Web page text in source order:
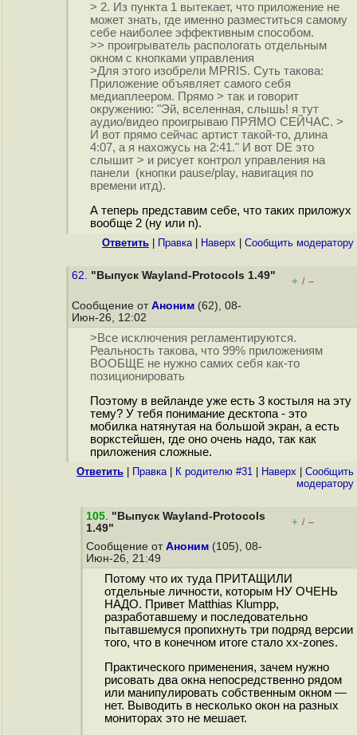
> 2. Из пункта 1 вытекает, что приложение не
может знать, где именно разместиться самому
себе наиболее эффективным способом.
>> проигрыватель распологать отдельным
окном с кнопками управления
>Для этого изобрели MPRIS. Суть такова:
Приложение объявляет самого себя
медиаплеером. Прямо > так и говорит
окружению: "Эй, вселенная, слышь! я тут
аудио/видео проигрываю ПРЯМО СЕЙЧАС. >
И вот прямо сейчас артист такой-то, длина
4:07, а я нахожусь на 2:41." И вот DE это
слышит > и рисует контрол управления на
панели (кнопки pause/play, навигация по
времени итд).
А теперь представим себе, что таких приложух
вообще 2 (ну или n).
Ответить Правка| Наверх Cообщить модератору
62. "Выпуск Wayland-Protocols 1.49" + / –
Сообщение от Аноним (62), 08-
Июн-26, 12:02
>Все исключения регламентируются.
Реальность такова, что 99% приложениям
ВООБЩЕ не нужно самих себя как-то
позиционировать
Поэтому в вейланде уже есть 3 костыля на эту
тему? У тебя понимание десктопа - это
мобилка натянутая на большой экран, а есть
воркстейшен, где оно очень надо, так как
приложения сложные.
Ответить Правка| К родителю #31 Наверх
Cообщить
модератору
105. "Выпуск Wayland-Protocols
1.49"
+ / –
Сообщение от Аноним (105), 08-
Июн-26, 21:49
Потому что их туда ПРИТАЩИЛИ
отдельные личности, которым НУ ОЧЕНЬ
НАДО. Привет Matthias Klumpp,
разработавшему и последовательно
пытавшемуся пропихнуть три подряд версии
того, что в конечном итоге стало xx-zones.
Практического применения, зачем нужно
рисовать два окна непосредственно рядом
или манипулировать собственным окном —
нет. Выводить в несколько окон на разных
мониторах это не мешает.